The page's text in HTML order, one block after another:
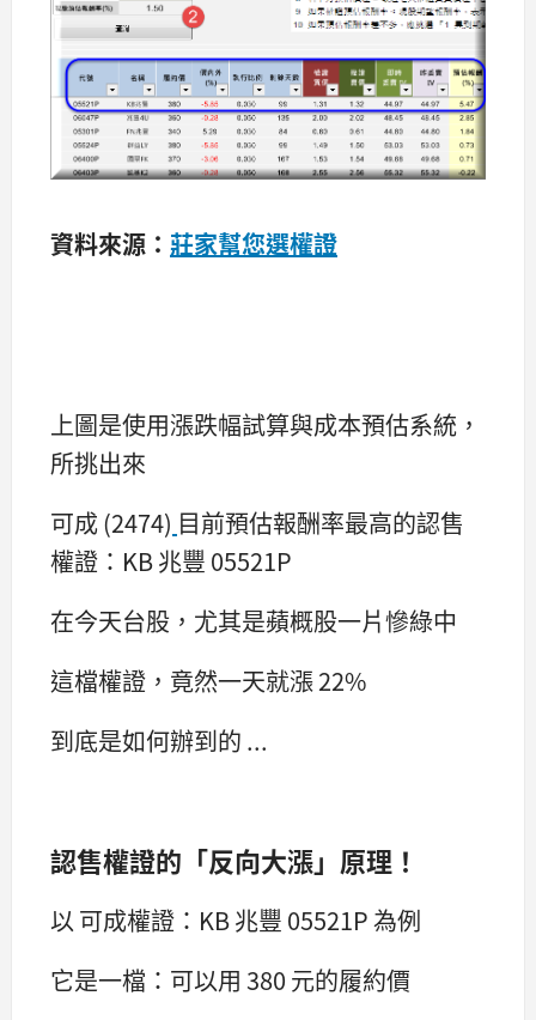
資料來源： 莊家幫您選權證
上圖是使用漲跌幅試算與成本預估系統，
所挑出來
可成 (2474) 目前預估報酬率最高的認售
權證：KB 兆豐 05521P
在今天台股，尤其是蘋概股一片慘綠中
這檔權證，竟然一天就漲 22%
到底是如何辦到的 ...
認售權證的「反向大漲」原理！
以 可成權證：KB 兆豐 05521P 為例
它是一檔：可以用 380 元的履約價